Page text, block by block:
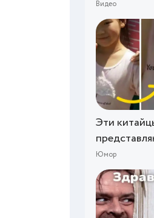
Видео
Эти
Юмор